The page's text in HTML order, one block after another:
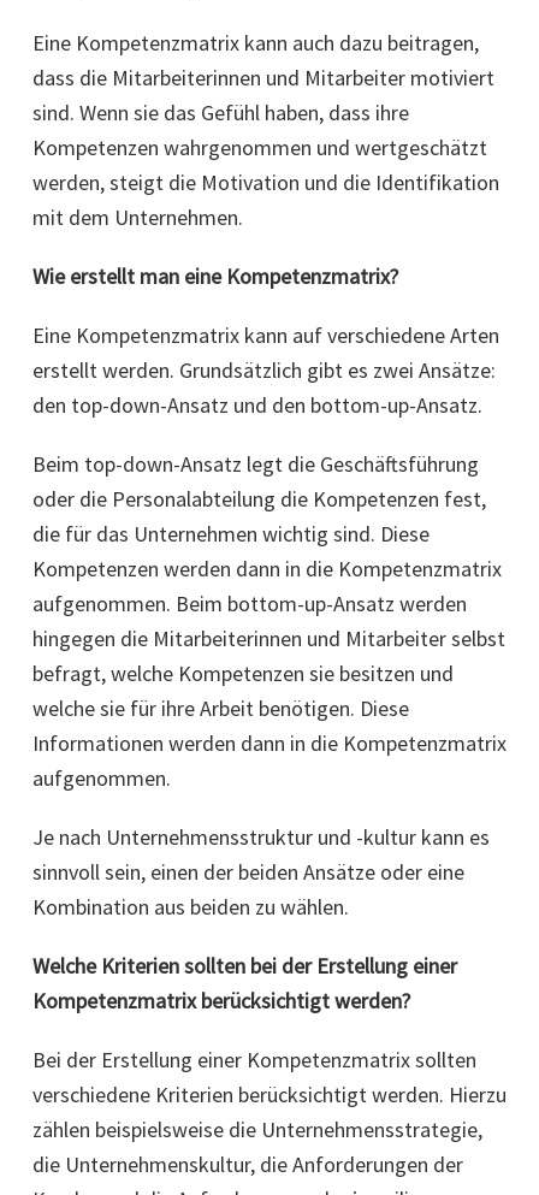
Eine Kompetenzmatrix kann auch dazu beitragen,
dass die Mitarbeiterinnen und Mitarbeiter motiviert
sind. Wenn sie das Gefühl haben, dass ihre
Kompetenzen wahrgenommen und wertgeschätzt
werden, steigt die Motivation und die Identifikation
mit dem Unternehmen.
Wie erstellt man eine Kompetenzmatrix?
Eine Kompetenzmatrix kann auf verschiedene Arten
erstellt werden. Grundsätzlich gibt es zwei Ansätze:
den top-down-Ansatz und den bottom-up-Ansatz.
Beim top-down-Ansatz legt die Geschäftsführung
oder die Personalabteilung die Kompetenzen fest,
die für das Unternehmen wichtig sind. Diese
Kompetenzen werden dann in die Kompetenzmatrix
aufgenommen. Beim bottom-up-Ansatz werden
hingegen die Mitarbeiterinnen und Mitarbeiter selbst
befragt, welche Kompetenzen sie besitzen und
welche sie für ihre Arbeit benötigen. Diese
Informationen werden dann in die Kompetenzmatrix
aufgenommen.
Je nach Unternehmensstruktur und -kultur kann es
sinnvoll sein, einen der beiden Ansätze oder eine
Kombination aus beiden zu wählen.
Welche Kriterien sollten bei der Erstellung einer
Kompetenzmatrix berücksichtigt werden?
Bei der Erstellung einer Kompetenzmatrix sollten
verschiedene Kriterien berücksichtigt werden. Hierzu
zählen beispielsweise die Unternehmensstrategie,
die Unternehmenskultur, die Anforderungen der